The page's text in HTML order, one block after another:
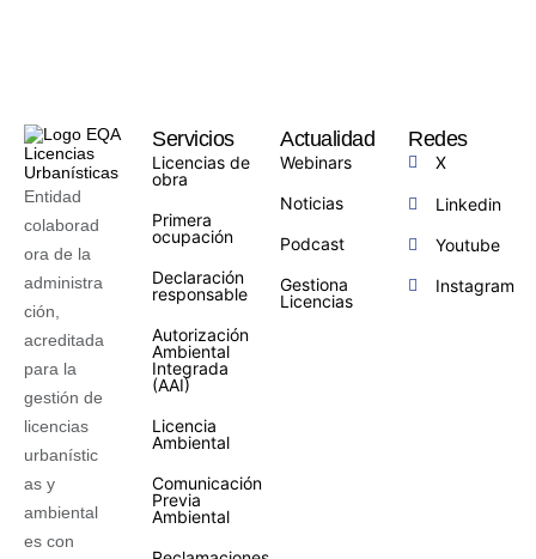
Entidad
colaborad
ora de la
administra
ción,
acreditada
para la
gestión de
licencias
urbanístic
as y
ambiental
es con
Servicios
Licencias de
obra
Primera
ocupación
Declaración
responsable
Autorización
Ambiental
Integrada
(AAI)
Licencia
Ambiental
Comunicación
Previa
Ambiental
Actualidad
Webinars
Noticias
Podcast
Gestiona
Licencias
Redes
X
Linkedin
Youtube
Instagram